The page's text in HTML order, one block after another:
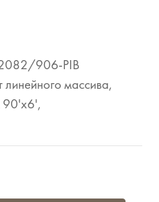
2082/906-PIB
массива,